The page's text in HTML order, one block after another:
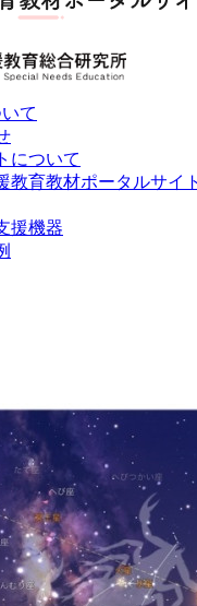
て
について
教育教材ポータルサイ
援機器